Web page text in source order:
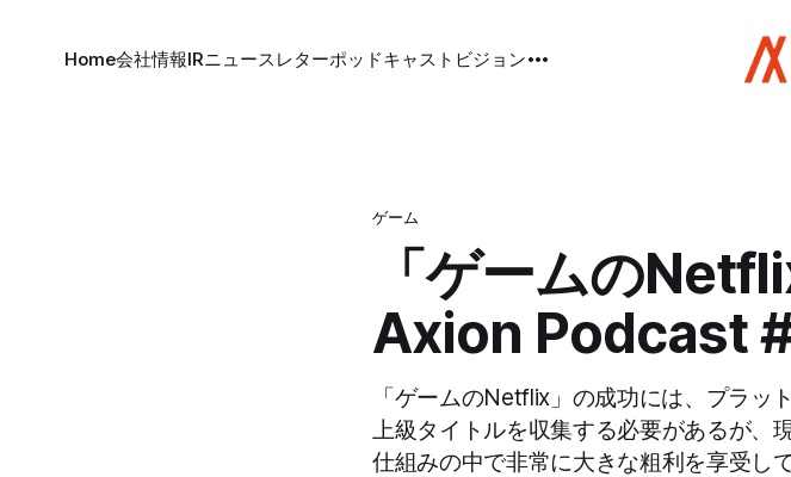
Home会社情報IRニュースレターポッドキャスト ビジョン
ゲーム
「ゲームの
Axion Podcast
「ゲームのNetflix」の成功には、プラッ
上級タイトルを収集する必要があるが、
仕組みの中で非常に大きな粗利を享受し